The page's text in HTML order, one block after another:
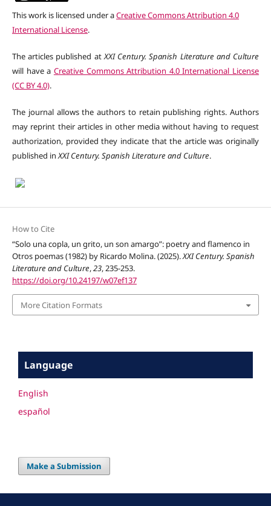
This work is licensed under aCreative Commons Attribution 4.0
International License.
The articles published atXXI Century. Spanish Literature and Culture
will have a Creative Commons Attribution 4.0 International License
(CC BY 4.0).
The journal allows the authors to retain publishing rights. Authors
may reprint their articles in other media without having to request
authorization, provided they indicate that the article was originally
published inXXI Century. Spanish Literature and Culture.
How to Cite
“Solo una copla, un grito, un son amargo”: poetry and flamenco in
Otros poemas (1982) by Ricardo Molina. (2025).XXI Century. Spanish
Literature and Culture,23, 235-253.
https://doi.org/10.24197/w07ef137
More Citation Formats
Language
English
español
Make a Submission